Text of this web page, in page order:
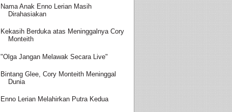
Nama Anak Enno Lerian Masih
Dirahasiakan
Kekasih Berduka atas Meninggalnya Cory
Monteith
"Olga Jangan Melawak Secara Live"
Bintang Glee, Cory Monteith Meninggal
Dunia
Enno Lerian Melahirkan Putra Kedua